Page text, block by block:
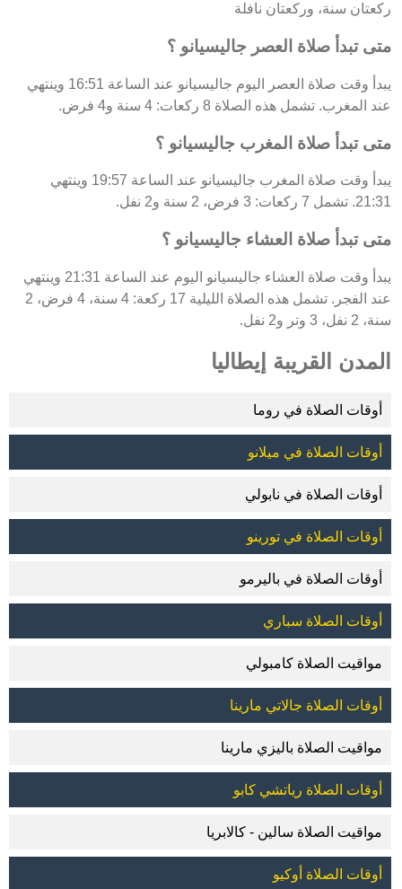
ركعتان سنة، وركعتان نافلة
متى تبدأ صلاة العصر جاليسيانو ؟
يبدأ وقت صلاة العصر اليوم جاليسيانو عند الساعة 16:51 وينتهي
عند المغرب. تشمل هذه الصلاة 8 ركعات: 4 سنة و4 فرض.
متى تبدأ صلاة المغرب جاليسيانو ؟
يبدأ وقت صلاة المغرب جاليسيانو عند الساعة 19:57 وينتهي
21:31. تشمل 7 ركعات: 3 فرض، 2 سنة و2 نفل.
متى تبدأ صلاة العشاء جاليسيانو ؟
يبدأ وقت صلاة العشاء جاليسيانو اليوم عند الساعة 21:31 وينتهي
عند الفجر. تشمل هذه الصلاة الليلية 17 ركعة: 4 سنة، 4 فرض، 2
سنة، 2 نفل، 3 وتر و2 نفل.
المدن القريبة إيطاليا
أوقات الصلاة في روما
أوقات الصلاة في ميلانو
أوقات الصلاة في نابولي
أوقات الصلاة في تورينو
أوقات الصلاة في باليرمو
أوقات الصلاة سباري
مواقيت الصلاة كامبولي
أوقات الصلاة جالاتي مارينا
مواقيت الصلاة باليزي مارينا
أوقات الصلاة رياتشي كابو
مواقيت الصلاة سالين - كالابريا
أوقات الصلاة أوكيو